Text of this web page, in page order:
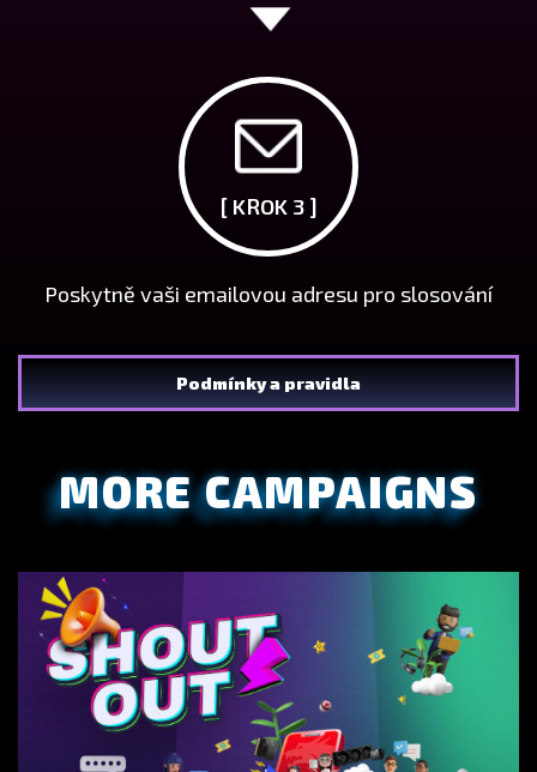
[ KROK 3 ]
Poskytně vaši emailovou adresu pro slosování
Podmínky a pravidla
MORE CAMPAIGNS